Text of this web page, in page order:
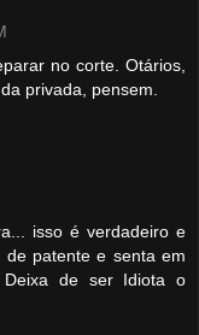
no corte. Otários,
privada, pensem.
isso é verdadeiro e
de patente e senta em
de ser Idiota o